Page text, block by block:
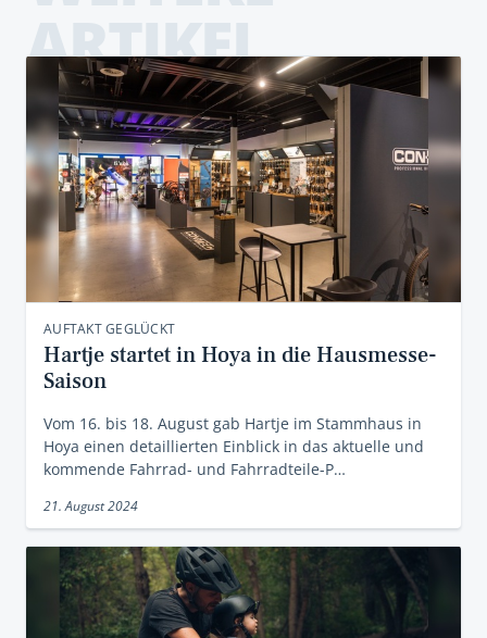
ARTIKEL
AUFTAKT GEGLÜCKT
Hartje startet in Hoya in die Hausmesse-
Saison
Vom 16. bis 18. August gab Hartje im Stammhaus in
Hoya einen detaillierten Einblick in das aktuelle und
kommende Fahrrad- und Fahrradteile-P…
21. August 2024